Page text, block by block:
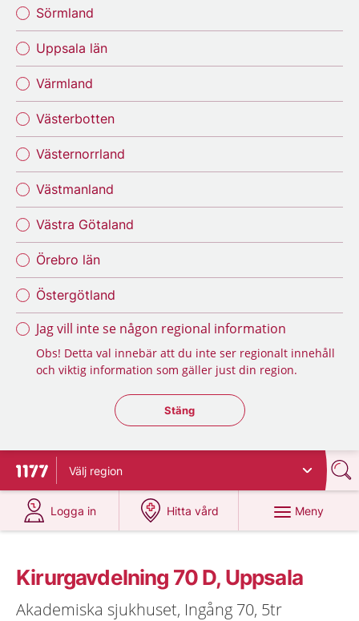
Sörmland
Uppsala län
Värmland
Västerbotten
Västernorrland
Västmanland
Västra Götaland
Örebro län
Östergötland
Jag vill inte se någon regional information
Obs! Detta val innebär att du inte ser regionalt innehåll
och viktig information som gäller just din region.
Stäng regionsväljaren
Stäng
Till startsidan för 1177
Välj region
Logga in
på 1177.se
Hitta vård
på 1177.se
Meny
Kirurgavdelning 70 D, Uppsala
Akademiska sjukhuset, Ingång 70, 5tr